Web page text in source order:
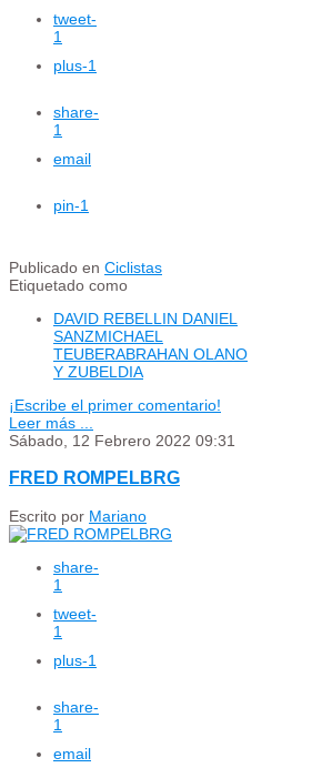
tweet-
1
plus-1
share-
1
email
pin-1
Publicado en Ciclistas
Etiquetado como
DAVID REBELLIN DANIEL
SANZMICHAEL
TEUBERABRAHAN OLANO
Y ZUBELDIA
¡Escribe el primer comentario!
Leer más ...
Sábado, 12 Febrero 2022 09:31
FRED ROMPELBRG
Escrito por Mariano
share-
1
tweet-
1
plus-1
share-
1
email